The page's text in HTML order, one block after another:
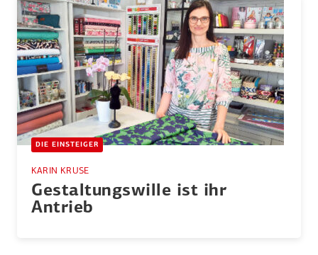
DIE EINSTEIGER
KARIN KRUSE
Gestal­tungs­wille ist ihr
Antrieb